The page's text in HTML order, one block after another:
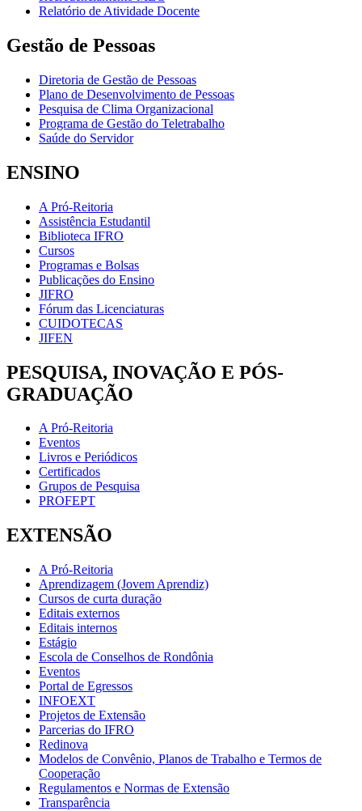
Relatório de Atividade Docente
Gestão de Pessoas
Diretoria de Gestão de Pessoas
Plano de Desenvolvimento de Pessoas
Pesquisa de Clima Organizacional
Programa de Gestão do Teletrabalho
Saúde do Servidor
ENSINO
A Pró-Reitoria
Assistência Estudantil
Biblioteca IFRO
Cursos
Programas e Bolsas
Publicações do Ensino
JIFRO
Fórum das Licenciaturas
CUIDOTECAS
JIFEN
PESQUISA, INOVAÇÃO E PÓS-
GRADUAÇÃO
A Pró-Reitoria
Eventos
Livros e Periódicos
Certificados
Grupos de Pesquisa
PROFEPT
EXTENSÃO
A Pró-Reitoria
Aprendizagem (Jovem Aprendiz)
Cursos de curta duração
Editais externos
Editais internos
Estágio
Escola de Conselhos de Rondônia
Eventos
Portal de Egressos
INFOEXT
Projetos de Extensão
Parcerias do IFRO
Redinova
Modelos de Convênio, Planos de Trabalho e Termos de
Cooperação
Regulamentos e Normas de Extensão
Transparência